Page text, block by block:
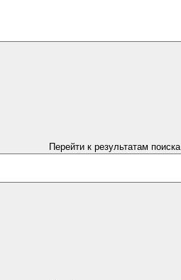
Перейти к результатам поиска